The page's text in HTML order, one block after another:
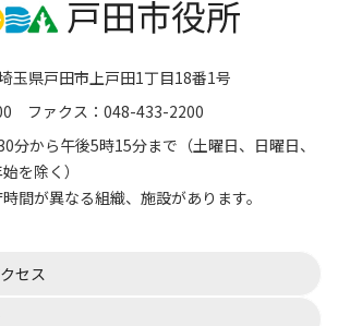
玉県戸田市上戸田1丁目18番1号
ファクス：048-433-2200
分から午後5時15分まで（土曜日、日曜日、
を除く）
時間が異なる組織、施設があります。
セス